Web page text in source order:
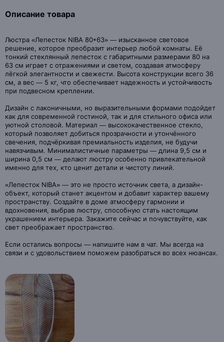
Описание товара
Люстра «Лепесток NIBA 80*63» — изысканное световое
решение, которое преобразит интерьер любой комнаты. Её
тонкий стеклянный лепесток с габаритными размерами 80 на
63 см играет с отражениями и светом, создавая атмосферу
лёгкой элегантности и свежести. Высота конструкции всего 36
см, а вес — 5 кг, что обеспечивает надежность и устойчивость
при подвесном креплении.
Дизайн с лаконичными, но выразительными формами подойдет
как для современной гостиной, так и для стильного офиса или
уютной столовой. Материал — высококачественное стекло,
который позволяет добиться прозрачности и утончённого
свечения, подчёркивая премиальность изделия, не будучи
навязчивым. Минималистичные параметры — длина 9,5 см и
ширина 0,5 см — делают люстру особенно привлекательной
именно для тех, кто ценит детали и чистоту линий.
«Лепесток NIBA» — это не просто источник света, а дизайн-
объект, который станет акцентом и добавит характер вашему
пространству. Создайте в доме атмосферу гармонии и
вдохновения, выбрав люстру, способную стать настоящим
украшением интерьера. Закажите сейчас и почувствуйте, как
свет преображает пространство.
Если остались вопросы — напишите нам в чат. Мы всегда на
связи и с удовольствием поможем разобраться во всех нюансах.